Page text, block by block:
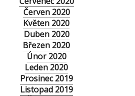
Červen 2020
Květen 2020
Duben 2020
Březen 2020
Únor 2020
Leden 2020
Prosinec 2019
Listopad 2019